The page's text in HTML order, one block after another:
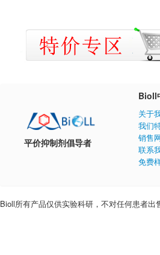
平价抑制剂倡导者
Bioll
关于
我们
销售
联系
免费
Bioll所有产品仅供实验科研，不对任何患者出